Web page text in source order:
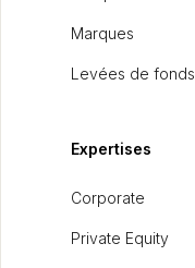
Marques
Levées de fonds
Expertises
Corporate
Private Equity